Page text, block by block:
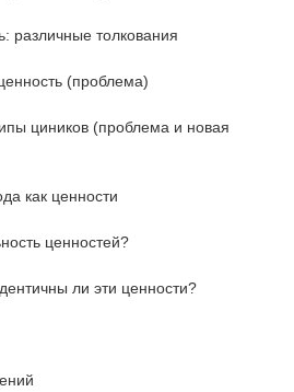
различные толкования
(проблема)
циников (проблема и новая
как ценности
ценностей?
ли эти ценности?